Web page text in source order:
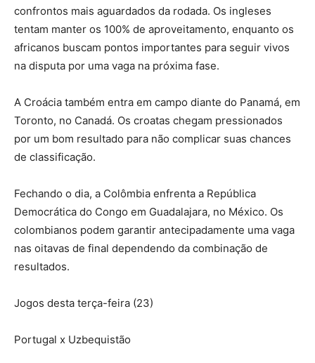
confrontos mais aguardados da rodada. Os ingleses
tentam manter os 100% de aproveitamento, enquanto os
africanos buscam pontos importantes para seguir vivos
na disputa por uma vaga na próxima fase.
A Croácia também entra em campo diante do Panamá, em
Toronto, no Canadá. Os croatas chegam pressionados
por um bom resultado para não complicar suas chances
de classificação.
Fechando o dia, a Colômbia enfrenta a República
Democrática do Congo em Guadalajara, no México. Os
colombianos podem garantir antecipadamente uma vaga
nas oitavas de final dependendo da combinação de
resultados.
Jogos desta terça-feira (23)
Portugal x Uzbequistão